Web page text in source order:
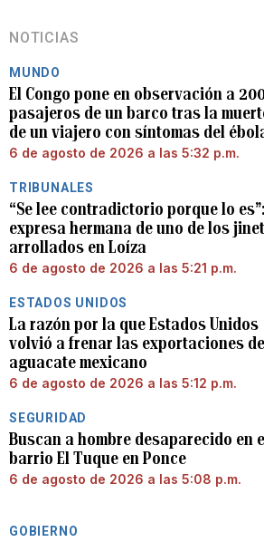
NOTICIAS
MUNDO
El Congo pone en observación a
pasajeros de un barco tras la
de un viajero con síntomas del
6 de agosto de 2026 a las 5:32 p.m.
TRIBUNALES
“Se lee contradictorio porque lo
expresa hermana de uno de los
arrollados en Loíza
6 de agosto de 2026 a las 5:21 p.m.
ESTADOS UNIDOS
La razón por la que Estados Unidos
volvió a frenar las exportaciones de
aguacate mexicano
6 de agosto de 2026 a las 5:12 p.m.
SEGURIDAD
Buscan a hombre desaparecido en
barrio El Tuque en Ponce
6 de agosto de 2026 a las 5:08 p.m.
GOBIERNO